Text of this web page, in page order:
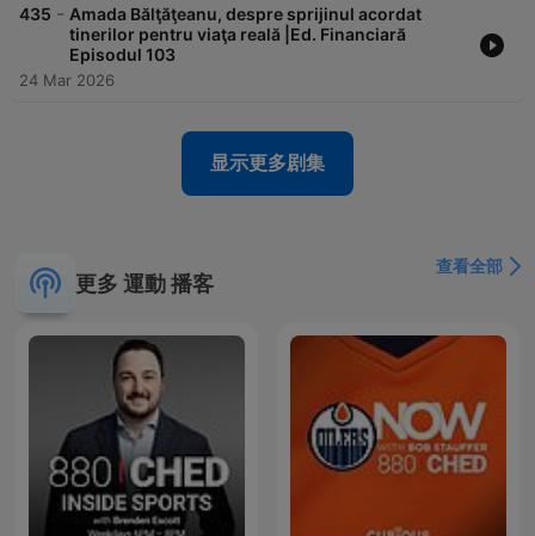
435 - Amada Bălţăţeanu, despre sprijinul acordat
tinerilor pentru viaţa reală |Ed. Financiară
Episodul 103
24 Mar 2026
显示更多剧集
更多 運動 播客
查看全部